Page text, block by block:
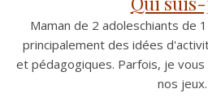
Maman de 2 adoleschiants de
principalement des idées
et pédagogiques. Parfois, je
nos jeux.